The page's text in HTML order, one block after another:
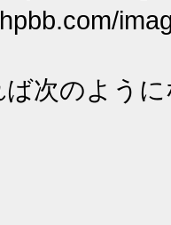
ば次のよう